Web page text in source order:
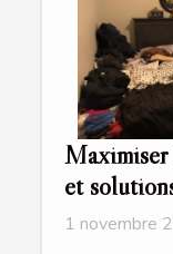
Maximiser
et
1 novembre